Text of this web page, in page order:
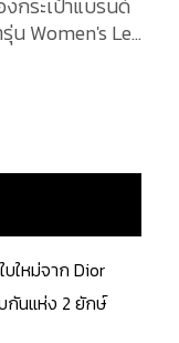
กระเป๋าแบรนด์
น Women's Le
ารัก ตัดเย็บ
นนุ่มและ
ะลึกในแต่ละจุด
ใหม่จาก Dior
กันแห่ง 2 ยักษ์